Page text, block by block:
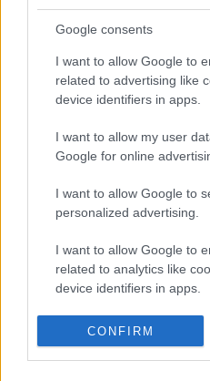
Google consents
I want to allow Google to
related to advertising like
device identifiers in apps.
I want to allow my user
Google for online
I want to allow Google to
personalized advertising.
I want to allow Google to
related to analytics like
device identifiers in apps.
I want to allow Google to
related to functionality of
CONFIRM
Az utazás tervezése felér
bele tudja élni magát az
közé. Összeáll a program,
boldogok vagyunk már
hogy megérkezünk és csak